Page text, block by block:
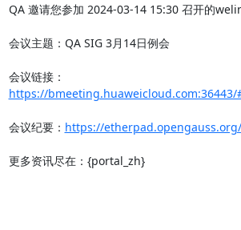
QA 邀请您参加 2024-03-14 15:30 召开的
会议主题：QA SIG 3月14日例会
会议链接：
https://bmeeting.huaweicloud.com:36443/
会议纪要： https://
更多资讯尽在：{portal_zh}